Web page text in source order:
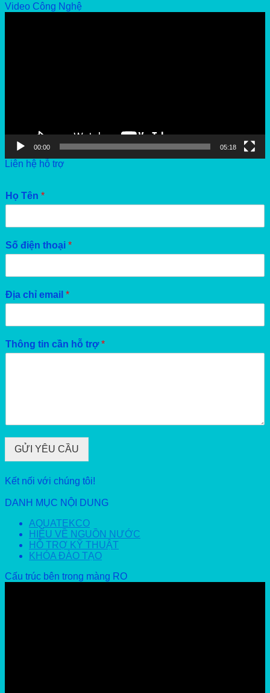
Video Công Nghệ
00:00 05:18
Liên hệ hỗ trợ
Họ Tên *
Số điện thoại *
Địa chỉ email *
Thông tin cần hỗ trợ*
GỬI YÊU CẦU
Kết nối với chúng tôi!
DANH MỤC NỘI DUNG
AQUATEKCO
HIỂU VỀ NGUỒN NƯỚC
HỖ TRỢ KỸ THUẬT
KHÓA ĐÀO TẠO
Cấu trúc bên trong màng RO